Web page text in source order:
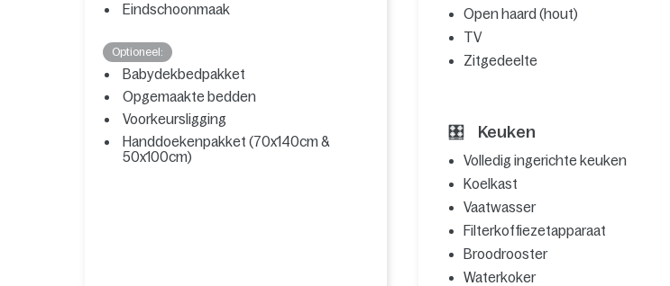
Eindschoonmaak
Optioneel:
Babydekbedpakket
Opgemaakte bedden
Voorkeursligging
Handdoekenpakket (70x140cm &
50x100cm)
Open haard (hout)
TV
Zitgedeelte
Keuken
Volledig ingerichte keuken
Koelkast
Vaatwasser
Filterkoffiezetapparaat
Broodrooster
Waterkoker